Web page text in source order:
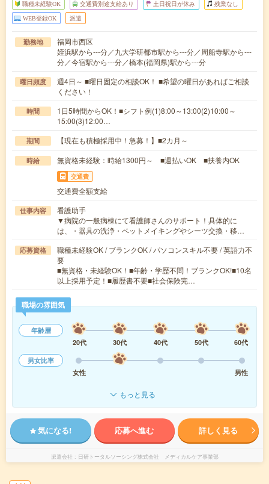
職種未経験OK 交通費別途支給あり 土日祝日が休み 残業なし
WEB登録OK 派遣
勤務地
福岡市西区
姪浜駅から---分／九大学研都市駅から---分／周船寺駅から---
分／今宿駅から---分／橋本(福岡県)駅から---分
曜日頻度
週4日～ ■曜日固定の相談OK！ ■希望の曜日があればご相談
ください！
時間
1日5時間からOK！■シフト例(1)8:00～13:00(2)10:00～
15:00(3)12:00…
期間 【現在も積極採用中！急募！】■2カ月～
時給 無資格未経験：時給1300円～ ■週払いOK ■扶養内OK
交通費
交通費全額支給
仕事内容
看護助手
▼病院の一般病棟にて看護師さんのサポート！具体的に
は、・器具の洗浄・ベットメイキングやシーツ交換・移…
応募資格
職種未経験OK / ブランクOK / パソコンスキル不要 / 英語力不
要
■無資格・未経験OK！■年齢・学歴不問！ブランクOK!■10名
以上採用予定！■履歴書不要■社会保険完…
職場の雰囲気
年齢層
20代
30代 40代 50代
60代
男女比率
女性
男性
もっと見る
気になる! 応募へ進む 詳しく見る
派遣会社 日研トータルソーシング株式会社 メディカルケア事業部